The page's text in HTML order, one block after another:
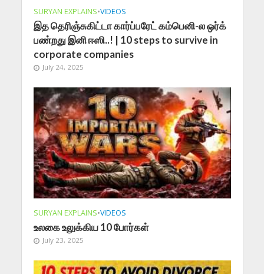
SURYAN EXPLAINS•VIDEOS
இத தெரிஞ்சுகிட்டா கார்ப்பரேட் கம்பெனி-ல ஒர்க்
பண்றது இனி ஈஸி..! | 10 steps to survive in
corporate companies
July 24, 2025
SURYAN EXPLAINS•VIDEOS
உலகை உலுக்கிய 10 போர்கள்
July 23, 2025